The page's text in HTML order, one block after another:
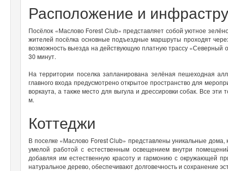
Расположение и
Посёлок «Маслово Forest Club» представляет собой уютное
жителей посёлка основные подъездные маршруты проходят
возможность выезда на действующую платную трассу
30 минут.
На территории поселка запланирована зелёная пешеходная
главного входа предусмотрено открытое пространство для
воркаута, а также место для выгула и дрессировки собак. Все
м.
Коттеджи
В поселке «Маслово Forest Club» представлены уникальные
умелой работой с естественным освещением внутри
добавляя им естественную красоту и гармонию с окружающей
натуральное дерево, обеспечивают долговечность и сохранение